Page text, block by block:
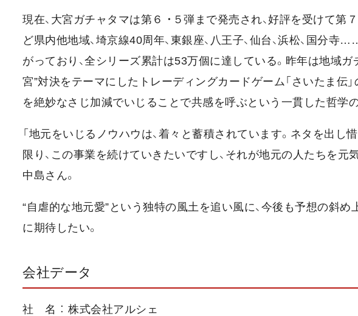
現在、大宮ガチャタマは第６ ・５弾まで発売され、好評を受けて第
ど県内他地域、埼京線40周年、東銀座、八王子、仙台、浜松、国分
がっており、全シリーズ累計は53万個に達している。昨年は地域
宮”対決をテーマにしたトレーディングカードゲーム「さいたま伝
を絶妙なさじ加減でいじることで共感を呼ぶという一貫した哲学
「地元をいじるノウハウは、着々と蓄積されています。ネタを出し
限り、この事業を続けていきたいですし、それが地元の人たちを元
中島さん。
“自虐的な地元愛”という独特の風土を追い風に、今後も予想の斜
に期待したい。
会社データ
社 名 ： 株式会社アルシェ